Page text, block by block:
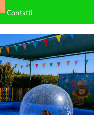
Contatti